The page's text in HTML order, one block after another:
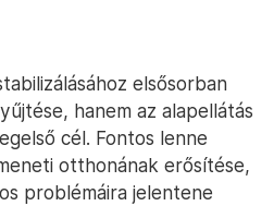
elsősorban
hanem az alapellátás
cél. Fontos lenne
otthonának erősítése,
problémáira jelentene